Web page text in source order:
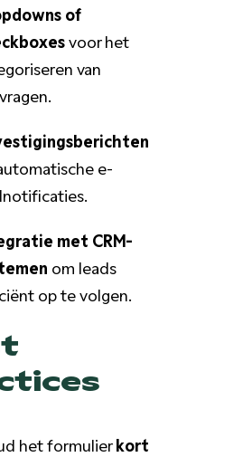
of
voor het
van
e-
met CRM-
om leads
op te volgen.
het formulierkort